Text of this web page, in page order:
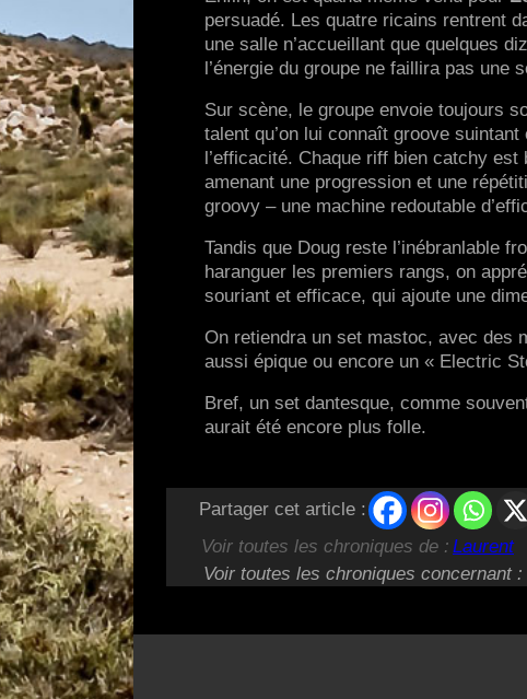
persuadé. Les quatre ricains rentrent
une salle n’accueillant que quelques
l’énergie du groupe ne faillira pas une
Sur scène, le groupe envoie toujours
talent qu’on lui connaît groove
l’efficacité. Chaque riff bien catchy
amenant une progression et une
groovy – une machine redoutable
Tandis que Doug reste l’inébranlable
haranguer les premiers rangs, on
souriant et efficace, qui ajoute une
On retiendra un set mastoc, avec des
aussi épique ou encore un « Electric
Bref, un set dantesque, comme
aurait été encore plus folle.
Partager cet article :
Voir toutes les chroniques de : Laurent
Voir toutes les chroniques concernant :